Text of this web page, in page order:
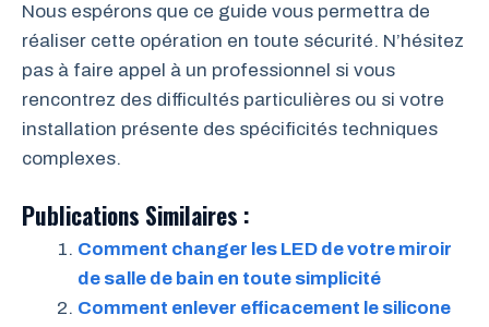
Nous espérons que ce guide vous permettra de
réaliser cette opération en toute sécurité. N’hésitez
pas à faire appel à un professionnel si vous
rencontrez des difficultés particulières ou si votre
installation présente des spécificités techniques
complexes.
Publications Similaires :
Comment changer les LED de votre miroir
de salle de bain en toute simplicité
Comment enlever efficacement le silicone